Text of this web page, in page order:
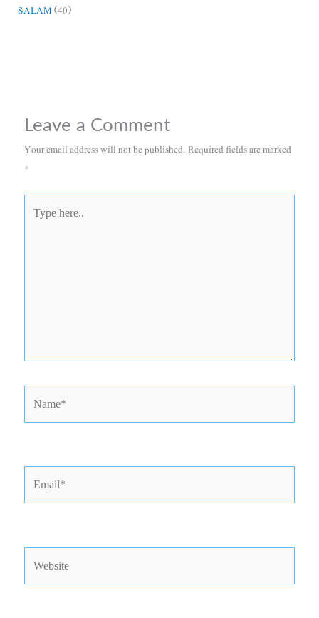
SALAM(40)
Leave a Comment
Your email address will not be published.Required fields are marked
*
here..